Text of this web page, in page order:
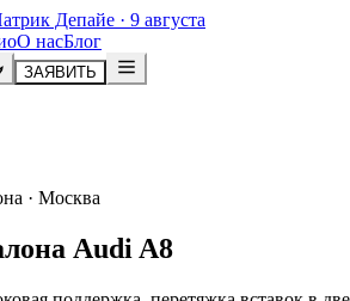
Депайе · 9 августа
О насБлог
ЗАЯВИТЬ
· Москва
Audi A8